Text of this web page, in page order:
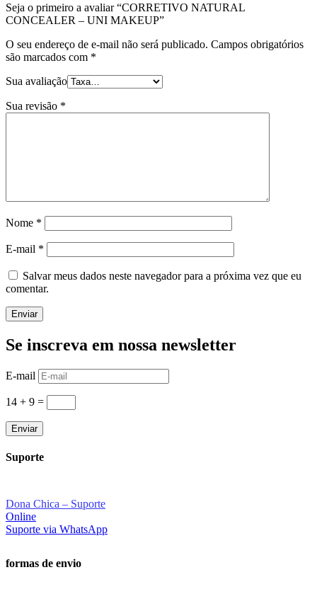
Seja o primeiro a avaliar “CORRETIVO NATURAL
CONCEALER – UNI MAKEUP”
O seu endereço de e-mail não será publicado. Campos obrigatórios
são marcados com *
Sua avaliação
Sua revisão *
Nome *
E-mail *
Salvar meus dados neste navegador para a próxima vez que eu
comentar.
Enviar
Se inscreva em nossa newsletter
E-mail
14 + 9 =
Enviar
Suporte
Dona Chica – Suporte
Online
Suporte via WhatsApp
formas de envio